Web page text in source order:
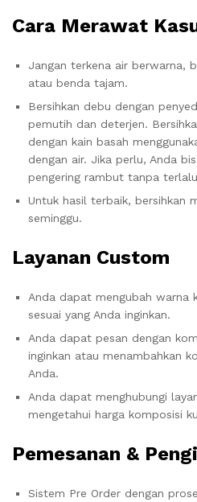
Cara Merawat
Jangan terkena air berwarna,
atau benda tajam.
Bersihkan debu dengan
pemutih dan deterjen.
dengan kain basah
dengan air. Jika perlu, Anda
pengering rambut tanpa
Untuk hasil terbaik, bersihkan
seminggu.
Layanan Custom
Anda dapat mengubah warna
sesuai yang Anda inginkan.
Anda dapat pesan dengan
inginkan atau menambahkan
Anda.
Anda dapat menghubungi
mengetahui harga komposisi
Pemesanan &
Sistem Pre Order dengan